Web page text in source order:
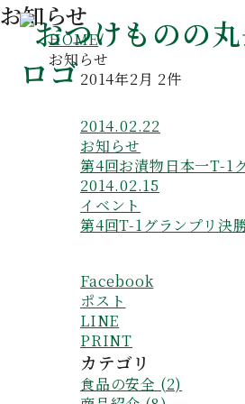
お知らせ
HOME
お知らせ
2014年2月 2件
2014.02.22
お知らせ
第4回お漬物日本一T-1
2014.02.15
イベント
第4回T-1グランプリ決
Facebook
ポスト
LINE
PRINT
カテゴリ
食品の安全 (2)